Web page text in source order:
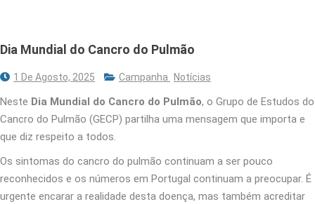
Dia Mundial do Cancro do Pulmão
1 De Agosto, 2025 Campanha Notícias
Neste Dia Mundial do Cancro do Pulmão, o Grupo de Estudos do
Cancro do Pulmão (GECP) partilha uma mensagem que importa e
que diz respeito a todos.
Os sintomas do cancro do pulmão continuam a ser pouco
reconhecidos e os números em Portugal continuam a preocupar. É
urgente encarar a realidade desta doença, mas também acreditar